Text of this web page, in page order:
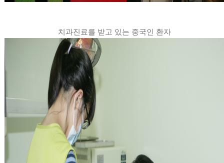
치과진료를 받고 있는 중국인 환자